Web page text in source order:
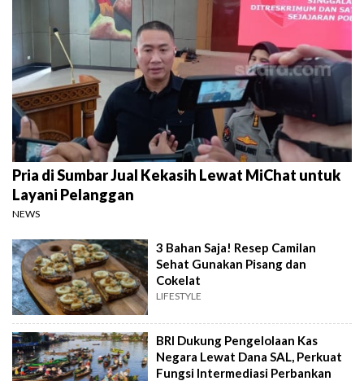
Pria di Sumbar Jual Kekasih Lewat MiChat untuk
Layani Pelanggan
NEWS
3 Bahan Saja! Resep Camilan
Sehat Gunakan Pisang dan
Cokelat
LIFESTYLE
BRI Dukung Pengelolaan Kas
Negara Lewat Dana SAL, Perkuat
Fungsi Intermediasi Perbankan